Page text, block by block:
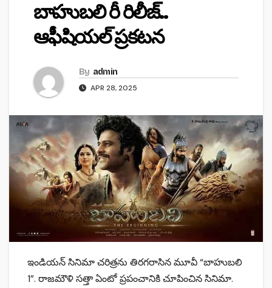
బాహుబలి రీ రిలీజ్..
ఆఫీషియల్ ప్రకటన
By admin
APR 28, 2025
ఇండియన్ సినిమా చరిత్రను తిరగరాసిన మూవీ “బాహుబలి
1”. రాజమౌళి సత్తా ఏంటో ప్రపంచానికి చూపించిన సినిమా.